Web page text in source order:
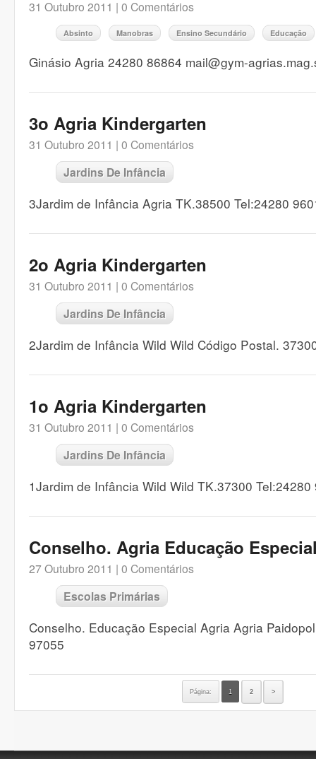
31 Outubro 2011 | 0 Comentários
Absinto Manobras Ensino Secundário Educação
Ginásio Agria 24280 86864 mail@gym-
3o Agria Kindergarten
31 Outubro 2011 | 0 Comentários
Jardins De Infância
3Jardim de Infância Agria TK.38500 Tel:24280
2o Agria Kindergarten
31 Outubro 2011 | 0 Comentários
Jardins De Infância
2Jardim de Infância Wild Wild Código Postal.
1o Agria Kindergarten
31 Outubro 2011 | 0 Comentários
Jardins De Infância
1Jardim de Infância Wild Wild TK.37300 Tel:24280
Conselho. Agria Educação
27 Outubro 2011 | 0 Comentários
Escolas Primárias
Conselho. Educação Especial Agria Agria
97055
Página: 1 2 >